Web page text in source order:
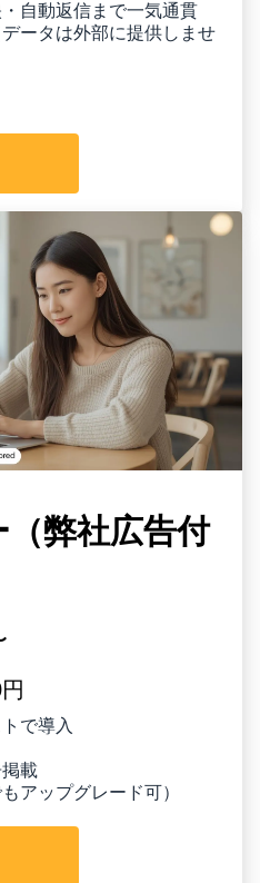
自動返信まで一気通貫
ータは外部に提供しませ
弊社広告付
で導入
載
アップグレード可）